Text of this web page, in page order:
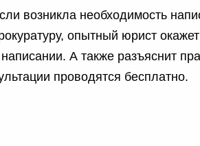
возникла необходимость
опытный юрист
А также разъяснит
проводятся бесплатно.